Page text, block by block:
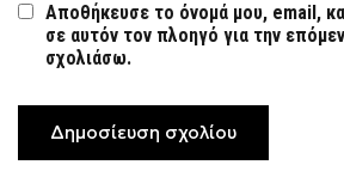
Αποθήκευσε το όνομά μου, email,
σε αυτόν τον πλοηγό για την
σχολιάσω.